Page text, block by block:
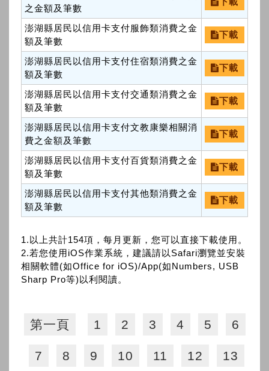
之金額及筆數
澎湖縣居民以信用卡支付服飾類消費之金
額及筆數
下載
澎湖縣居民以信用卡支付住宿類消費之金
額及筆數
下載
澎湖縣居民以信用卡支付交通類消費之金
額及筆數
下載
澎湖縣居民以信用卡支付文教康樂相關消
費之金額及筆數
下載
澎湖縣居民以信用卡支付百貨類消費之金
額及筆數
下載
澎湖縣居民以信用卡支付其他類消費之金
額及筆數
下載
1.以上共計154項，每月更新，您可以直接下載使用。
2.若您使用iOS作業系統，建議請以Safari瀏覽並安裝
相關軟體(如Office for iOS)/App(如Numbers, USB
Sharp Pro等)以利閱讀。
第一頁 1 2 3 4 5 6
7 8 9 10 11 12 13